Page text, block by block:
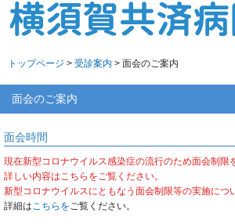
トップページ > 受診案内 > 面会のご案内
面会のご案内
面会時間
現在新型コロナウイルス感染症の流行のため面会制限
詳しい内容はこちらをご覧ください。
新型コロナウイルスにともなう面会制限等の実施につ
詳細はこちらをご覧ください。